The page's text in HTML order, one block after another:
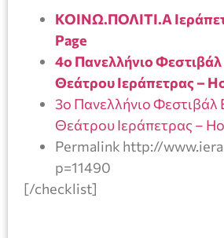
ΚΟΙΝΩ.ΠΟΛΙΤΙ.Α
Page
4ο Πανελλήνιο Φεστιβάλ
Θεάτρου Ιεράπετρας –
3ο Πανελλήνιο Φεστιβάλ
Θεάτρου Ιεράπετρας –
Permalink http://
p=11490
[/checklist]